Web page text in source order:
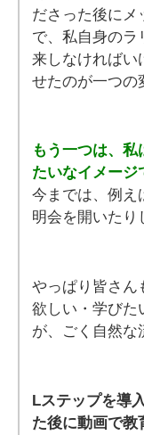
ださった後にメ
で、私自身のラ
来しなければい
せたのが一つの
もう一つは、
たいなイメージ
今までは、例え
明会を開いたり
やっぱり皆さん
欲しい・学びた
が、ごく自然な
Lステップを導
た後に動画で教